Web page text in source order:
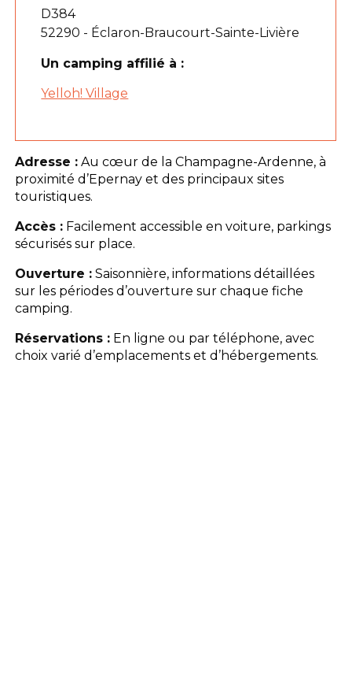
D384
52290 - Éclaron-Braucourt-Sainte-Livière
Un camping affilié à :
Yelloh! Village
Adresse : Au cœur de la Champagne-Ardenne, à
proximité d’Epernay et des principaux sites
touristiques.
Accès : Facilement accessible en voiture, parkings
sécurisés sur place.
Ouverture : Saisonnière, informations détaillées
sur les périodes d’ouverture sur chaque fiche
camping.
Réservations : En ligne ou par téléphone, avec
choix varié d’emplacements et d’hébergements.